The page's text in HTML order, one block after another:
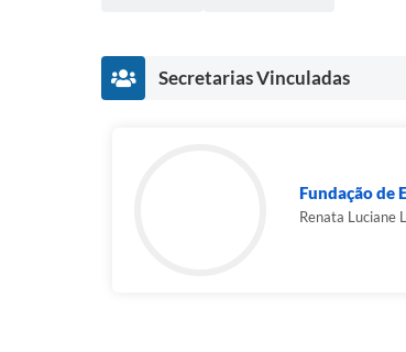
Secretarias Vinculadas
Fundação de
Renata Luciane